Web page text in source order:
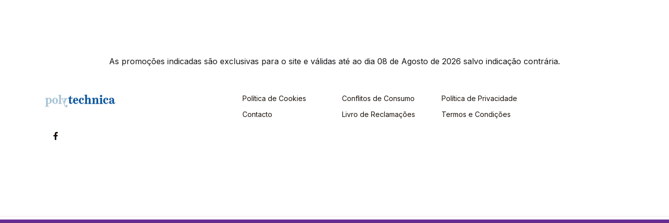
As promoções indicadas são exclusivas para o site e válidas até ao dia 08 de Agosto de 2026 salvo indicação contrária.
Política de Cookies
Contacto
Conflitos de Consumo
Livro de Reclamações
Política de Privacidade
Termos e Condições